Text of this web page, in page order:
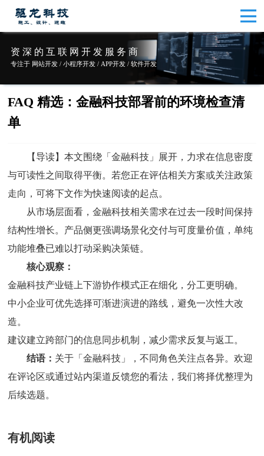
资 深 的 互 联 网 开 发 服 务 商
专注于 网站开发 / 小程序开发 / APP开发 / 软件开发
FAQ 精选：金融科技部署前的环境检查清
单
【导读】本文围绕「金融科技」展开，力求在信息密度
与可读性之间取得平衡。若您正在评估相关方案或关注政策
走向，可将下文作为快速阅读的起点。
从市场层面看，金融科技相关需求在过去一段时间保持
结构性增长。产品侧更强调场景化交付与可度量价值，单纯
功能堆叠已难以打动采购决策链。
核心观察：
金融科技产业链上下游协作模式正在细化，分工更明确。
中小企业可优先选择可渐进演进的路线，避免一次性大改
造。
建议建立跨部门的信息同步机制，减少需求反复与返工。
结语： 关于「金融科技」，不同角色关注点各异。欢迎
在评论区或通过站内渠道反馈您的看法，我们将择优整理为
后续选题。
有机阅读